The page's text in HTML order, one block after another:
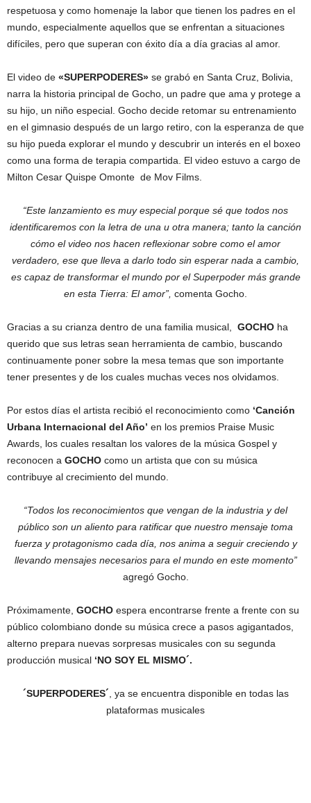
respetuosa y como homenaje la labor que tienen los padres en el
mundo, especialmente aquellos que se enfrentan a situaciones
difíciles, pero que superan con éxito día a día gracias al amor.
El video de «SUPERPODERES» se grabó en Santa Cruz, Bolivia,
narra la historia principal de Gocho, un padre que ama y protege a
su hijo, un niño especial. Gocho decide retomar su entrenamiento
en el gimnasio después de un largo retiro, con la esperanza de que
su hijo pueda explorar el mundo y descubrir un interés en el boxeo
como una forma de terapia compartida. El video estuvo a cargo de
Milton Cesar Quispe Omonte de Mov Films.
“Este lanzamiento es muy especial porque sé que todos nos
identificaremos con la letra de una u otra manera; tanto la canción
cómo el video nos hacen reflexionar sobre como el amor
verdadero, ese que lleva a darlo todo sin esperar nada a cambio,
es capaz de transformar el mundo por el Superpoder más grande
en esta Tierra: El amor”, comenta Gocho.
Gracias a su crianza dentro de una familia musical, GOCHO ha
querido que sus letras sean herramienta de cambio, buscando
continuamente poner sobre la mesa temas que son importante
tener presentes y de los cuales muchas veces nos olvidamos.
Por estos días el artista recibió el reconocimiento como ‘Canción
Urbana Internacional del Año’ en los premios Praise Music
Awards, los cuales resaltan los valores de la música Gospel y
reconocen a GOCHO como un artista que con su música
contribuye al crecimiento del mundo.
“Todos los reconocimientos que vengan de la industria y del
público son un aliento para ratificar que nuestro mensaje toma
fuerza y protagonismo cada día, nos anima a seguir creciendo y
llevando mensajes necesarios para el mundo en este momento”
agregó Gocho.
Próximamente, GOCHO espera encontrarse frente a frente con su
público colombiano donde su música crece a pasos agigantados,
alterno prepara nuevas sorpresas musicales con su segunda
producción musical ‘NO SOY EL MISMO´.
´SUPERPODERES´ , ya se encuentra disponible en todas las
plataformas musicales